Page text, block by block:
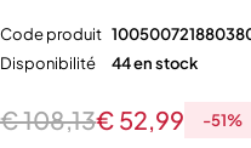
Code produit
Disponibilité
44 en stock
€108,13€ 52,99 -51%